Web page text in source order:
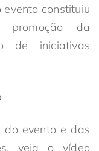
constituiu
promoção da
de iniciativas
do evento e das
veja o vídeo